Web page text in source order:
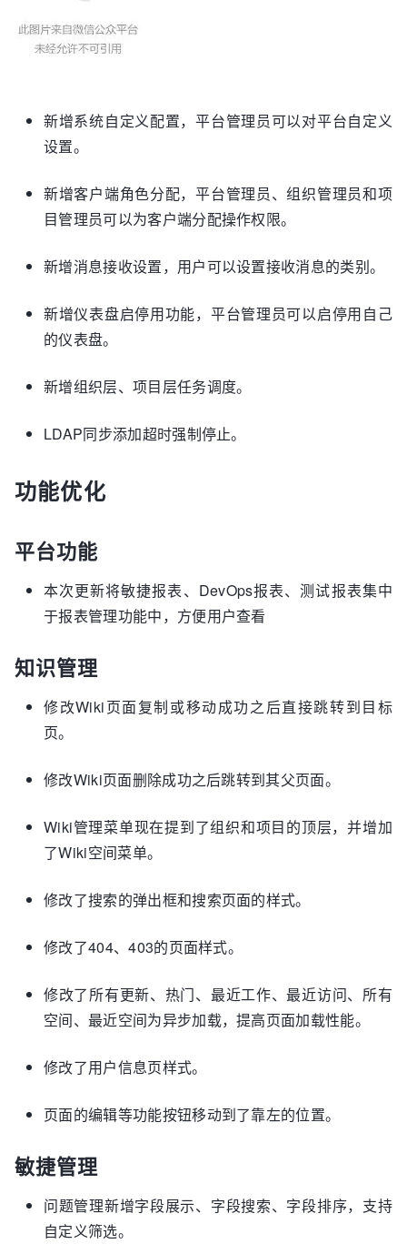
新增系统自定义配置，平台管理员可以对平台自定义
设置。
新增客户端角色分配，平台管理员、组织管理员和项
目管理员可以为客户端分配操作权限。
新增消息接收设置，用户可以设置接收消息的类别。
新增仪表盘启停用功能，平台管理员可以启停用自己
的仪表盘。
新增组织层、项目层任务调度。
LDAP同步添加超时强制停止。
功能优化
平台功能
本次更新将敏捷报表、DevOps报表、测试报表集中
于报表管理功能中，方便用户查看
知识管理
修改Wiki页面复制或移动成功之后直接跳转到目标
页。
修改Wiki页面删除成功之后跳转到其父页面。
Wiki管理菜单现在提到了组织和项目的顶层，并增加
了Wiki空间菜单。
修改了搜索的弹出框和搜索页面的样式。
修改了404、403的页面样式。
修改了所有更新、热门、最近工作、最近访问、所有
空间、最近空间为异步加载，提高页面加载性能。
修改了用户信息页样式。
页面的编辑等功能按钮移动到了靠左的位置。
敏捷管理
问题管理新增字段展示、字段搜索、字段排序，支持
自定义筛选。